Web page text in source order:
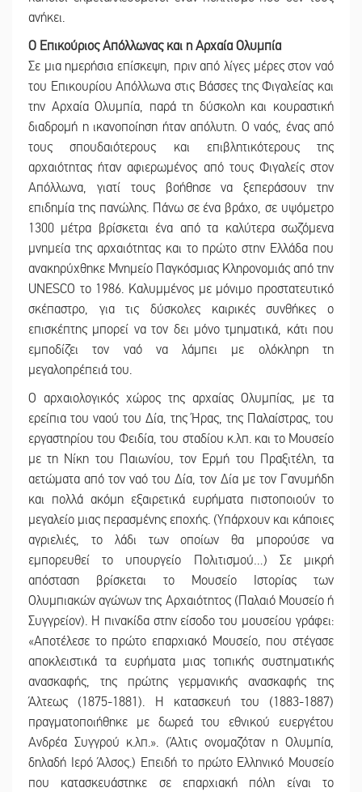
ανήκει.
Ο Επικούριος Απόλλωνας και η Αρχαία Ολυμπία
Σε μια ημερήσια επίσκεψη, πριν από λίγες μέρες στον ναό
του Επικουρίου Απόλλωνα στις Βάσσες της Φιγαλείας και
την Αρχαία Ολυμπία, παρά τη δύσκολη και κουραστική
διαδρομή η ικανοποίηση ήταν απόλυτη. Ο ναός, ένας από
τους σπουδαιότερους και επιβλητικότερους της
αρχαιότητας ήταν αφιερωμένος από τους Φιγαλείς στον
Απόλλωνα, γιατί τους βοήθησε να ξεπεράσουν την
επιδημία της πανώλης. Πάνω σε ένα βράχο, σε υψόμετρο
1300 μέτρα βρίσκεται ένα από τα καλύτερα σωζόμενα
μνημεία της αρχαιότητας και το πρώτο στην Ελλάδα που
ανακηρύχθηκε Μνημείο Παγκόσμιας Κληρονομιάς από την
UNESCO το 1986. Καλυμμένος με μόνιμο προστατευτικό
σκέπαστρο, για τις δύσκολες καιρικές συνθήκες ο
επισκέπτης μπορεί να τον δει μόνο τμηματικά, κάτι που
εμποδίζει τον ναό να λάμπει με ολόκληρη τη
μεγαλοπρέπειά του.
Ο αρχαιολογικός χώρος της αρχαίας Ολυμπίας, με τα
ερείπια του ναού του Δία, της Ήρας, της Παλαίστρας, του
εργαστηρίου του Φειδία, του σταδίου κ.λπ. και το Μουσείο
με τη Νίκη του Παιωνίου, τον Ερμή του Πραξιτέλη, τα
αετώματα από τον ναό του Δία, τον Δία με τον Γανυμήδη
και πολλά ακόμη εξαιρετικά ευρήματα πιστοποιούν το
μεγαλείο μιας περασμένης εποχής. (Υπάρχουν και κάποιες
αγριελιές, το λάδι των οποίων θα μπορούσε να
εμπορευθεί το υπουργείο Πολιτισμού…) Σε μικρή
απόσταση βρίσκεται το Μουσείο Ιστορίας των
Ολυμπιακών αγώνων της Αρχαιότητος (Παλαιό Μουσείο ή
Συγγρείον). Η πινακίδα στην είσοδο του μουσείου γράφει:
«Αποτέλεσε το πρώτο επαρχιακό Μουσείο, που στέγασε
αποκλειστικά τα ευρήματα μιας τοπικής συστηματικής
ανασκαφής, της πρώτης γερμανικής ανασκαφής της
Άλτεως (1875-1881). Η κατασκευή του (1883-1887)
πραγματοποιήθηκε με δωρεά του εθνικού ευεργέτου
Ανδρέα Συγγρού κ.λπ.». (Άλτις ονομαζόταν η Ολυμπία,
δηλαδή Ιερό Άλσος.) Επειδή το πρώτο Ελληνικό Μουσείο
που κατασκευάστηκε σε επαρχιακή πόλη είναι το